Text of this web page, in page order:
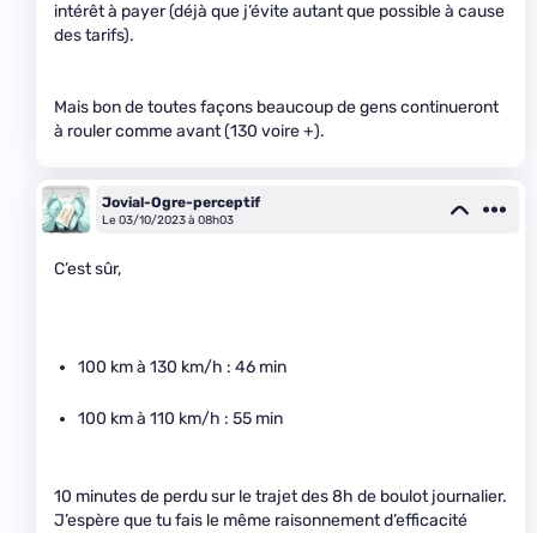
intérêt à payer (déjà que j’évite autant que possible à cause
des tarifs).
Mais bon de toutes façons beaucoup de gens continueront
à rouler comme avant (130 voire +).
Jovial-Ogre-perceptif
Le 03/10/2023 à 08h03
C’est sûr,
100 km à 130 km/h : 46 min
100 km à 110 km/h : 55 min
10 minutes de perdu sur le trajet des 8h de boulot journalier.
J’espère que tu fais le même raisonnement d’efficacité